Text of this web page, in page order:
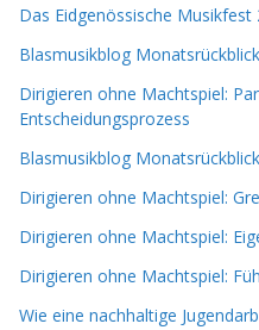
Das Eidgenössische
Blasmusikblog
Dirigieren ohne Machtspiel:
Entscheidungsprozess
Blasmusikblog
Dirigieren ohne Machtspiel:
Dirigieren ohne Machtspiel:
Dirigieren ohne Machtspiel:
Wie eine nachhaltige